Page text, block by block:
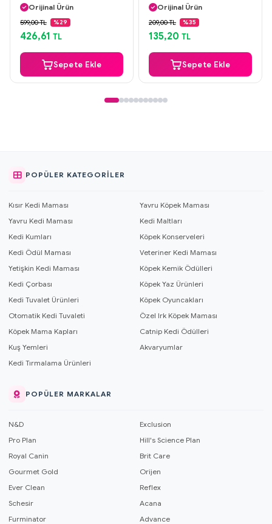
Orijinal Ürün
Güvenli Ödeme
Aynı Gün Kargo
599,00 TL %29
426,61 TL
Sepete Ekle
Orijinal Ürün
Güvenli Ödeme
Aynı Gün Kargo
209,00 TL %35
135,20 TL
Sepete Ekle
POPÜLER KATEGORILER
Kısır Kedi Maması
Yavru Köpek Maması
Yavru Kedi Maması
Kedi Maltları
Kedi Kumları
Köpek Konserveleri
Kedi Ödül Maması
Veteriner Kedi Maması
Yetişkin Kedi Maması
Köpek Kemik Ödülleri
Kedi Çorbası
Köpek Yaz Ürünleri
Kedi Tuvalet Ürünleri
Köpek Oyuncakları
Otomatik Kedi Tuvaleti
Özel Irk Köpek Maması
Köpek Mama Kapları
Catnip Kedi Ödülleri
Kuş Yemleri
Akvaryumlar
Kedi Tırmalama Ürünleri
POPÜLER MARKALAR
N&D
Exclusion
Pro Plan
Hill's Science Plan
Royal Canin
Brit Care
Gourmet Gold
Orijen
Ever Clean
Reflex
Schesir
Acana
Furminator
Advance